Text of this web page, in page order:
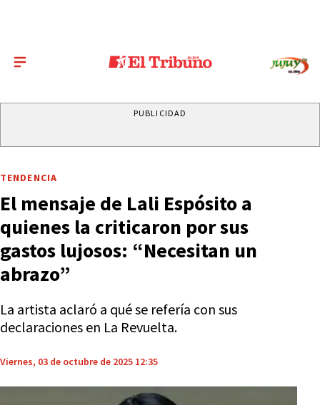
PUBLICIDAD
TENDENCIA
El mensaje de Lali Espósito a
quienes la criticaron por sus
gastos lujosos: “Necesitan un
abrazo”
La artista aclaró a qué se refería con sus
declaraciones en La Revuelta.
Viernes, 03 de octubre de 2025 12:35